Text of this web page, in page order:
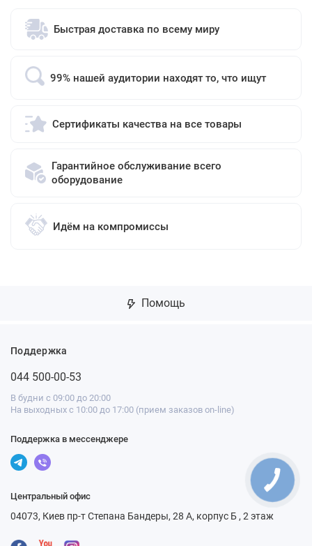
Быстрая доставка по всему миру
99% нашей аудитории находят то, что ищут
Сертификаты качества на все товары
Гарантийное обслуживание всего
оборудование
Идём на компромиссы
Помощь
Поддержка
044 500-00-53
В будни с 09:00 до 20:00
На выходных с 10:00 до 17:00 (прием заказов on-line)
Поддержка в мессенджере
Центральный офис
04073, Киев пр-т Степана Бандеры, 28 А, корпус Б , 2 этаж